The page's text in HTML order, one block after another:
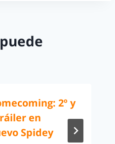
2º y
en
Spidey